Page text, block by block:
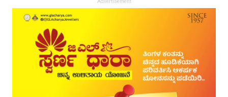
Advertisement